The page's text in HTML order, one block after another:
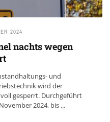
2024
nachts wegen
und
wird der
gesperrt. Durchgeführt
2024, bis ...